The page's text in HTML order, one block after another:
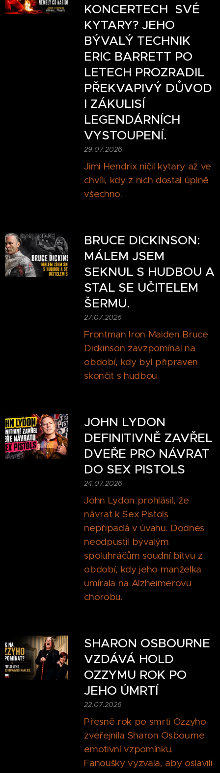
KONCERTECH SVÉ
KYTARY? JEHO
BÝVALÝ TECHNIK
ERIC BARRETT PO
LETECH PROZRADIL
PŘEKVAPIVÝ DŮVOD
I ZÁKULISÍ
LEGENDÁRNÍCH
VYSTOUPENÍ.
29.07.2026
Jimi Hendrix ničil kytary až ve
chvíli, kdy z nich dostal úplně
všechno.
BRUCE DICKINSON:
MÁLEM JSEM
SEKNUL S HUDBOU A
STAL SE UČITELEM
ŠERMU.
27.07.2026
Frontman Iron Maiden Bruce
Dickinson zavzpomínal na
období, kdy byl připraven
skončit s hudbou.
JOHN LYDON
DEFINITIVNĚ ZAVŘEL
DVEŘE PRO NÁVRAT
DO SEX PISTOLS
24.07.2026
John Lydon prohlásil, že
návrat k Sex Pistols
nepřipadá v úvahu. Dodnes
neodpustil bývalým
spoluhráčům soudní bitvu z
období, kdy jeho manželka
umírala na Alzheimerovu
chorobu.
SHARON OSBOURNE
VZDÁVÁ HOLD
OZZYMU ROK PO
JEHO ÚMRTÍ
22.07.2026
Přesně rok po smrti Ozzyho
zveřejnila Sharon Osbourne
emotivní vzpomínku.
Fanoušky vyzvala, aby oslavili